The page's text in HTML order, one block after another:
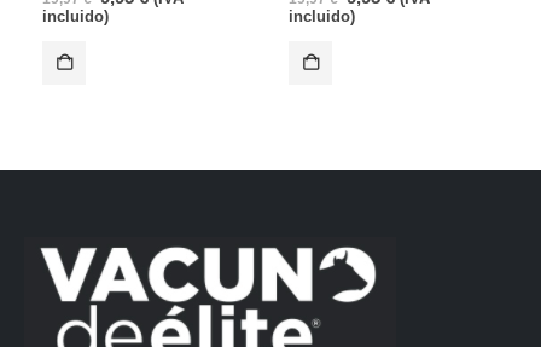
precio
original
precio
incluido)
precio
original
precio
incluido)